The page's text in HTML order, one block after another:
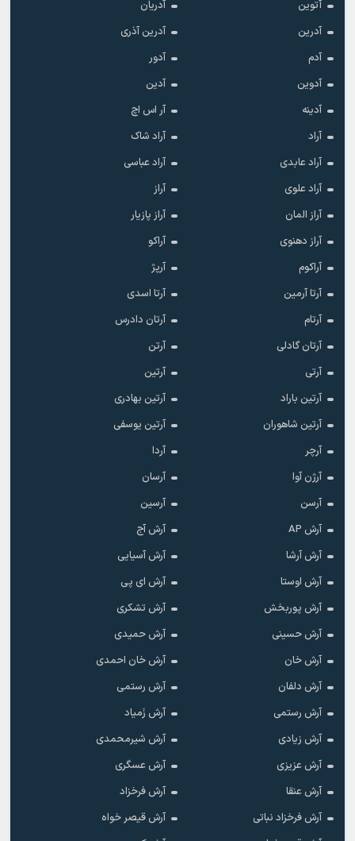
آتوین
آدریان
آدرین
آدرین آذری
آدم
آدور
آدوین
آدین
آدینه
آر اس اچ
آراد
آراد شاک
آراد عابدی
آراد عباسی
آراد علوی
آراز
آراز المان
آراز پازیار
آراز دهنوی
آراکو
آراکوم
آرپژ
آرتا آرمین
آرتا اسدی
آرتام
آرتان دادرس
آرتان گادلی
آرتن
آرتی
آرتین
آرتین باراد
آرتین بهادری
آرتین شاهوران
آرتین یوسفی
آرچر
آردا
آرژن آوا
آرسان
آرسن
آرسین
آرش AP
آرش آج
آرش آرشا
آرش آسیایی
آرش اوستا
آرش ای پی
آرش پوربخش
آرش تشکری
آرش حسینی
آرش حمیدی
آرش خان
آرش خان احمدی
آرش دلفان
آرش رستمى
آرش رستمی
آرش زَمیاد
آرش زیادی
آرش شیرمحمدی
آرش عزیزی
آرش عسگری
آرش عنقا
آرش فرخزاد
آرش فرخزاد نباتی
آرش قیصر خواه